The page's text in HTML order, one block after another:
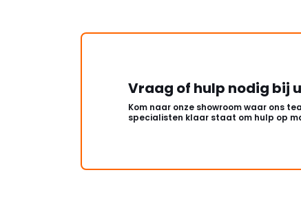
Vraag of hulp nodig bij
Kom naar onze showroom waar ons
specialisten klaar staat om hulp op